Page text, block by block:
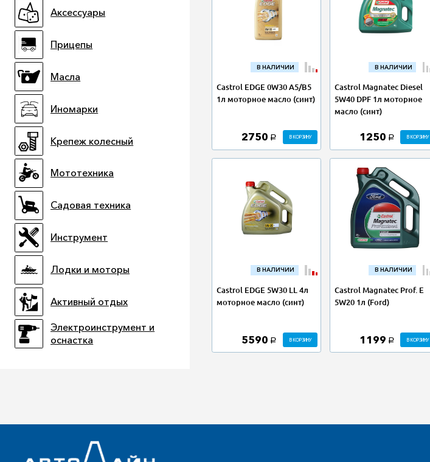
Аксессуары
Прицепы
Масла
Иномарки
Крепеж колесный
Мототехника
Садовая техника
Инструмент
Лодки и моторы
Активный отдых
Электроинструмент и
оснастка
В НАЛИЧИИ
Castrol EDGE 0W30 A5/B5
1л моторное масло (синт)
2750 a В КОРЗИНУ
В НАЛИЧИИ
Castrol Magnatec Diesel
5W40 DPF 1л моторное
масло (синт)
1250 a В КОРЗИНУ
В НАЛИЧИИ
Castrol EDGE 5W30 LL 4л
моторное масло (синт)
5590 a В КОРЗИНУ
В НАЛИЧИИ
Castrol Magnatec Prof. E
5W20 1л (Ford)
1199 a В КОРЗИНУ